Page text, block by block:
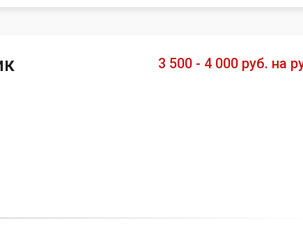
3 500 - 4 000 руб. на